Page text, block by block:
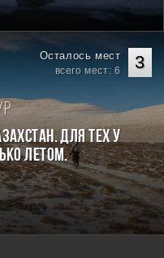
3
Осталось мест
всего мест: 6
Для тех у
летом.